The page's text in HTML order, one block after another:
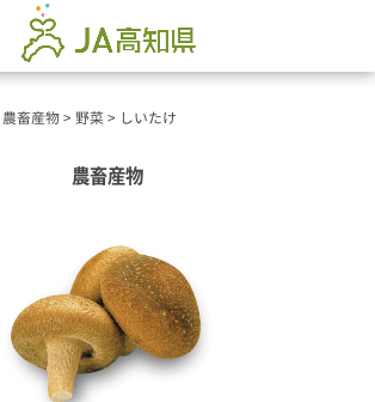
農畜産物 > 野菜 > しいたけ
農畜産物